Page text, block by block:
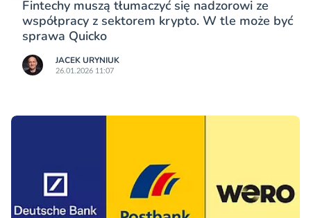
Fintechy muszą tłumaczyć się nadzorowi ze
współpracy z sektorem krypto. W tle może być
sprawa Quicko
JACEK URYNIUK
26.01.2026 11:07